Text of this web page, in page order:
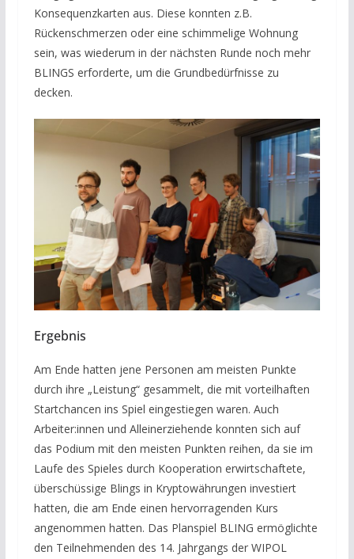
Konsequenzkarten aus. Diese konnten z.B.
Rückenschmerzen oder eine schimmelige Wohnung
sein, was wiederum in der nächsten Runde noch mehr
BLINGS erforderte, um die Grundbedürfnisse zu
decken.
Ergebnis
Am Ende hatten jene Personen am meisten Punkte
durch ihre „Leistung“ gesammelt, die mit vorteilhaften
Startchancen ins Spiel eingestiegen waren. Auch
Arbeiter:innen und Alleinerziehende konnten sich auf
das Podium mit den meisten Punkten reihen, da sie im
Laufe des Spieles durch Kooperation erwirtschaftete,
überschüssige Blings in Kryptowährungen investiert
hatten, die am Ende einen hervorragenden Kurs
angenommen hatten. Das Planspiel BLING ermöglichte
den Teilnehmenden des 14. Jahrgangs der WIPOL